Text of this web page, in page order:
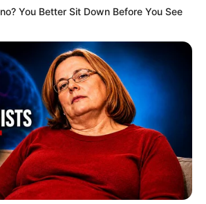
You Better Sit Down Before You See